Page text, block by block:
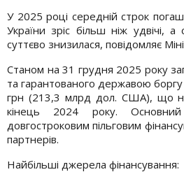
У 2025 році середній строк
України зріс більш ніж удвічі,
суттєво знизилася, повідомляє
Станом на 31 грудня 2025 року
та гарантованого державою
грн (213,3 млрд дол. США), що
кінець 2024 року. Основний
довгостроковим пільговим
партнерів.
Найбільші джерела фінансування: